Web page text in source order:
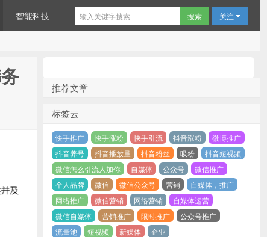
智能科技 关注
推荐文章
标签云
快手推广 快手涨粉 快手引流 抖音涨粉
微博推广
抖音养号
抖音播放量 抖音粉丝 吸粉
抖音短视频
微信怎么引流人加你
自媒体 公众号
微信推广
个人品牌
微信 微信公众号 营销
自媒体，推广
网络推广
微信营销 网络营销
自媒体运营
微信自媒体
营销推广 限时推广
公众号推广
流量池
短视频 新媒体 企业